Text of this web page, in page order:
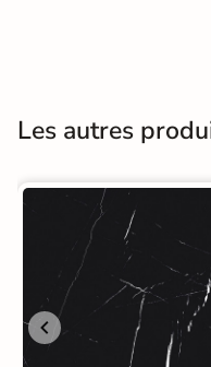
hexagonal
grand format
Carrelage extra fin
Voir tous les
formats
Les autres